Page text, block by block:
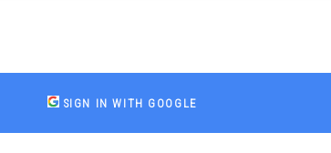
SIGN IN WITH GOOGLE